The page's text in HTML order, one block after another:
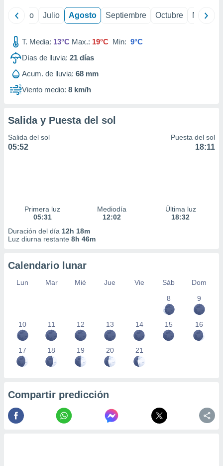
e
mediante
publicidad
de
Junio Julio Agosto Septiembre Octubre
T. Media: 13°C Max.: 19°C Min: 9°C
Días de lluvia: 21 días
Acum. de lluvia: 68 mm
Viento medio: 8 km/h
Salida y Puesta del sol
Salida del sol
05:52
Puesta del sol
18:11
Primera luz
05:31
Mediodía
12:02
Última luz
18:32
Duración del día 12h 18m
Luz diurna restante 8h 46m
Calendario lunar
Lun Mar Mié Jue Vie Sáb
Dom
8
9
10 11 12 13 14 15 16
17 18 19 20 21
Compartir predicción